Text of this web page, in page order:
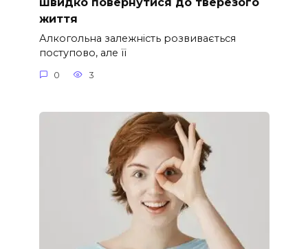
життя
Алкогольна залежність розвивається
поступово, але її
0 3